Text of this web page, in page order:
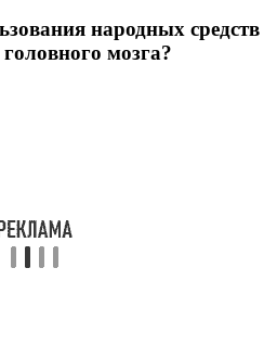
народных средств
мозга?